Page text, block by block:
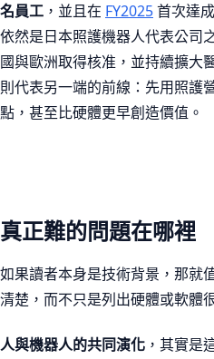
名員工 ，並且在 FY2025首次達
依然是日本照護機器人代表公司
國與歐洲取得核准，並持續擴大
則代表另一端的前線：先用照護
點，甚至比硬體更早創造價值。
真正難的問題在哪裡
如果讀者本身是技術背景，那就
清楚，而不只是列出硬體或軟體
人與機器人的共同演化 ，其實是